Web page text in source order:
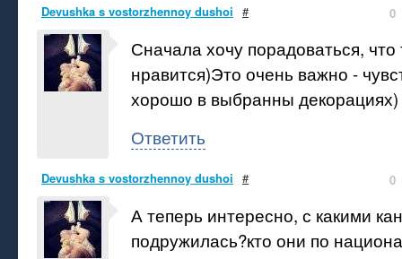
Devushka s vostorzhennoy dushoi # 0
Сначала хочу порадоваться, что
нравится)Это очень важно -
хорошо в выбранны декорациях)
Ответить
Devushka s vostorzhennoy dushoi # 0
А теперь интересно, с какими
подружилась?кто они по